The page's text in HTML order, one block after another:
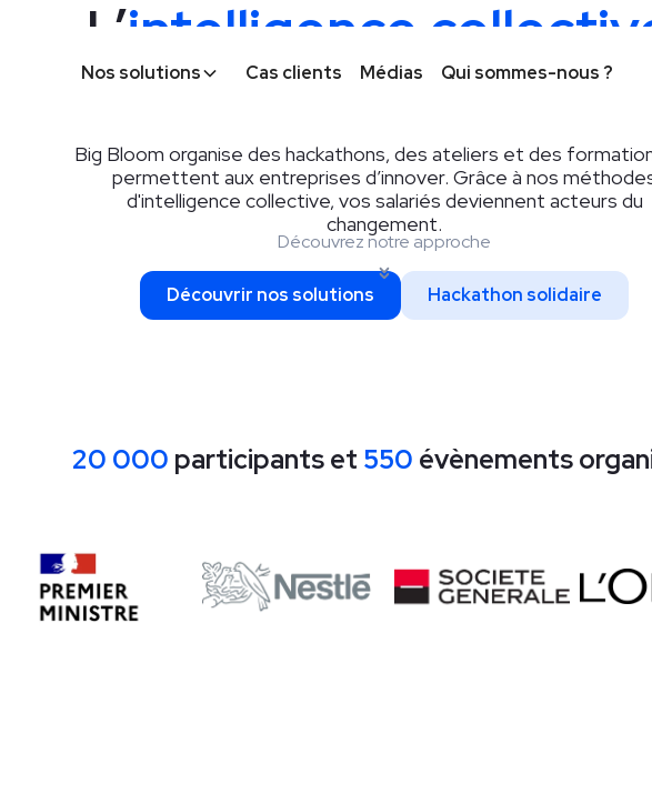
Nos solutions Cas clients Médias Qui sommes-nous ?
L’intelligence
la joie d'agir ensemble
Big Bloom organise des hackathons, des ateliers et des
permettent aux entreprises d’innover. Grâce à nos
d'intelligence collective, vos salariés deviennent acteurs du
changement.
Découvrir nos solutions Hackathon solidaire
Découvrez notre approche
20 000 participants et 550 évènements